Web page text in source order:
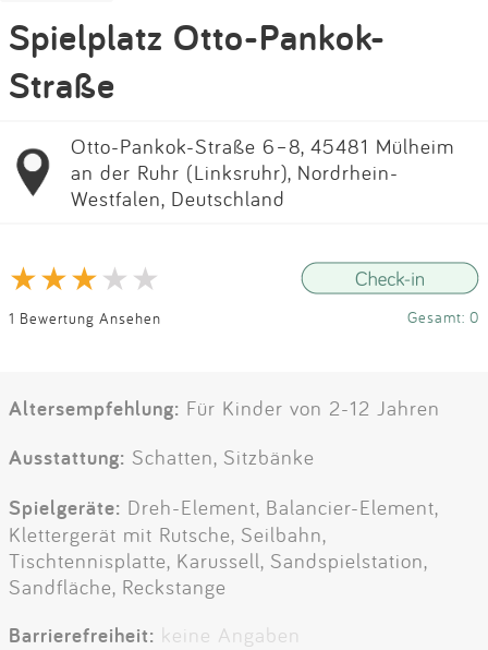
Spielplatz Otto-Pankok-
Straße
Otto-Pankok-Straße 6–8, 45481 Mülheim
an der Ruhr (Linksruhr), Nordrhein-
Westfalen, Deutschland
1 Bewertung Ansehen Gesamt: 0
Altersempfehlung: Für Kinder von 2-12 Jahren
Ausstattung: Schatten, Sitzbänke
Spielgeräte: Dreh-Element, Balancier-Element,
Klettergerät mit Rutsche, Seilbahn,
Tischtennisplatte, Karussell, Sandspielstation,
Sandfläche, Reckstange
Barrierefreiheit: keine Angaben